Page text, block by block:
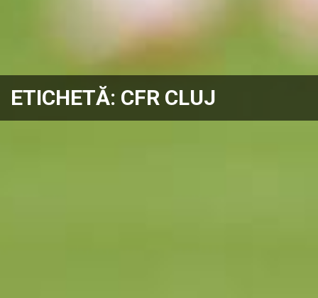
ETICHETĂ: CFR CLUJ